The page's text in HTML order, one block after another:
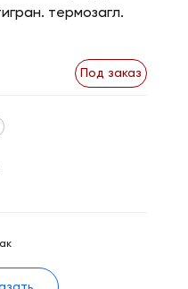
термозагл.
Под заказ